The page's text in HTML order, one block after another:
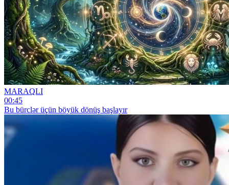
MARAQLI
00:45
Bu bürclər üçün böyük dönüş başlayır